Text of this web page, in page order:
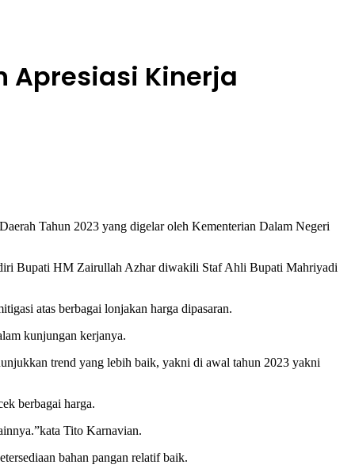
Apresiasi Kinerja
Tahun 2023 yang digelar oleh Kementerian Dalam Negeri
Bupati HM Zairullah Azhar diwakili Staf Ahli Bupati Mahriyadi
atas berbagai lonjakan harga dipasaran.
kunjungan kerjanya.
trend yang lebih baik, yakni di awal tahun 2023 yakni
berbagai harga.
Tito Karnavian.
bahan pangan relatif baik.